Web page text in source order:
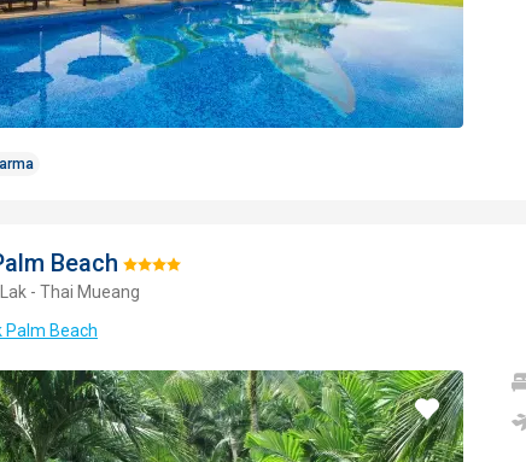
Beach Hodnotenie:
4/5
- Thai Mueang
Palm Beach
Pridať
do
obľúbených